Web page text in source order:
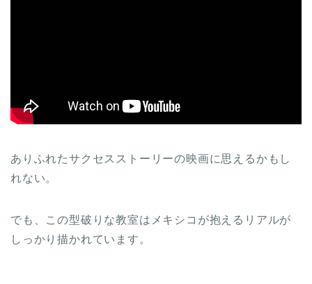
ありふれたサクセスストーリーの映画に思えるかもし
れない。
でも、この型破りな教室はメキシコが抱えるリアルが
しっかり描かれています。